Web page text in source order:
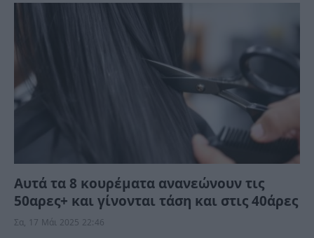
Αυτά τα 8 κουρέματα ανανεώνουν τις
50αρες+ και γίνονται τάση και στις 40άρες
Σα, 17 Μάι 2025 22:46